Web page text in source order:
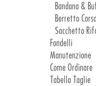
Bandana &
Berretto Corsa
Sacchetto
Fondelli
Introduzione
Dettagli
Manutenzione
Come Ordinare
Tabella Taglie